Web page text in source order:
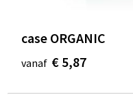
case ORGANIC
vanaf € 5,87